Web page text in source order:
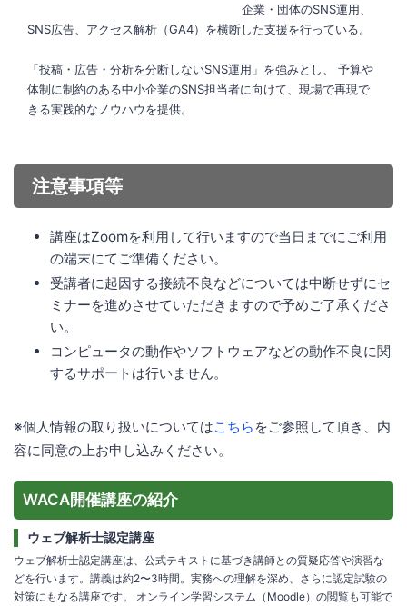
企業・団体のSNS運用、
SNS広告、アクセス解析（GA4）を横断した支援を行っている。
「投稿・広告・分析を分断しないSNS運用」を強みとし、 予算や
体制に制約のある中小企業のSNS担当者に向けて、現場で再現で
きる実践的なノウハウを提供。
注意事項等
講座はZoomを利用して行いますので当日までにご利用
の端末にてご準備ください。
受講者に起因する接続不良などについては中断せずにセ
ミナーを進めさせていただきますので予めご了承くださ
い。
コンピュータの動作やソフトウェアなどの動作不良に関
するサポートは行いません。
※個人情報の取り扱いについてはこちら をご参照して頂き、内
容に同意の上お申し込みください。
WACA開催講座の紹介
ウェブ解析士認定講座
ウェブ解析士認定講座は、公式テキストに基づき講師との質疑応答や演習な
どを行います。講義は約2〜3時間。実務への理解を深め、さらに認定試験の
対策にもなる講座です。 オンライン学習システム（Moodle）の閲覧も可能で